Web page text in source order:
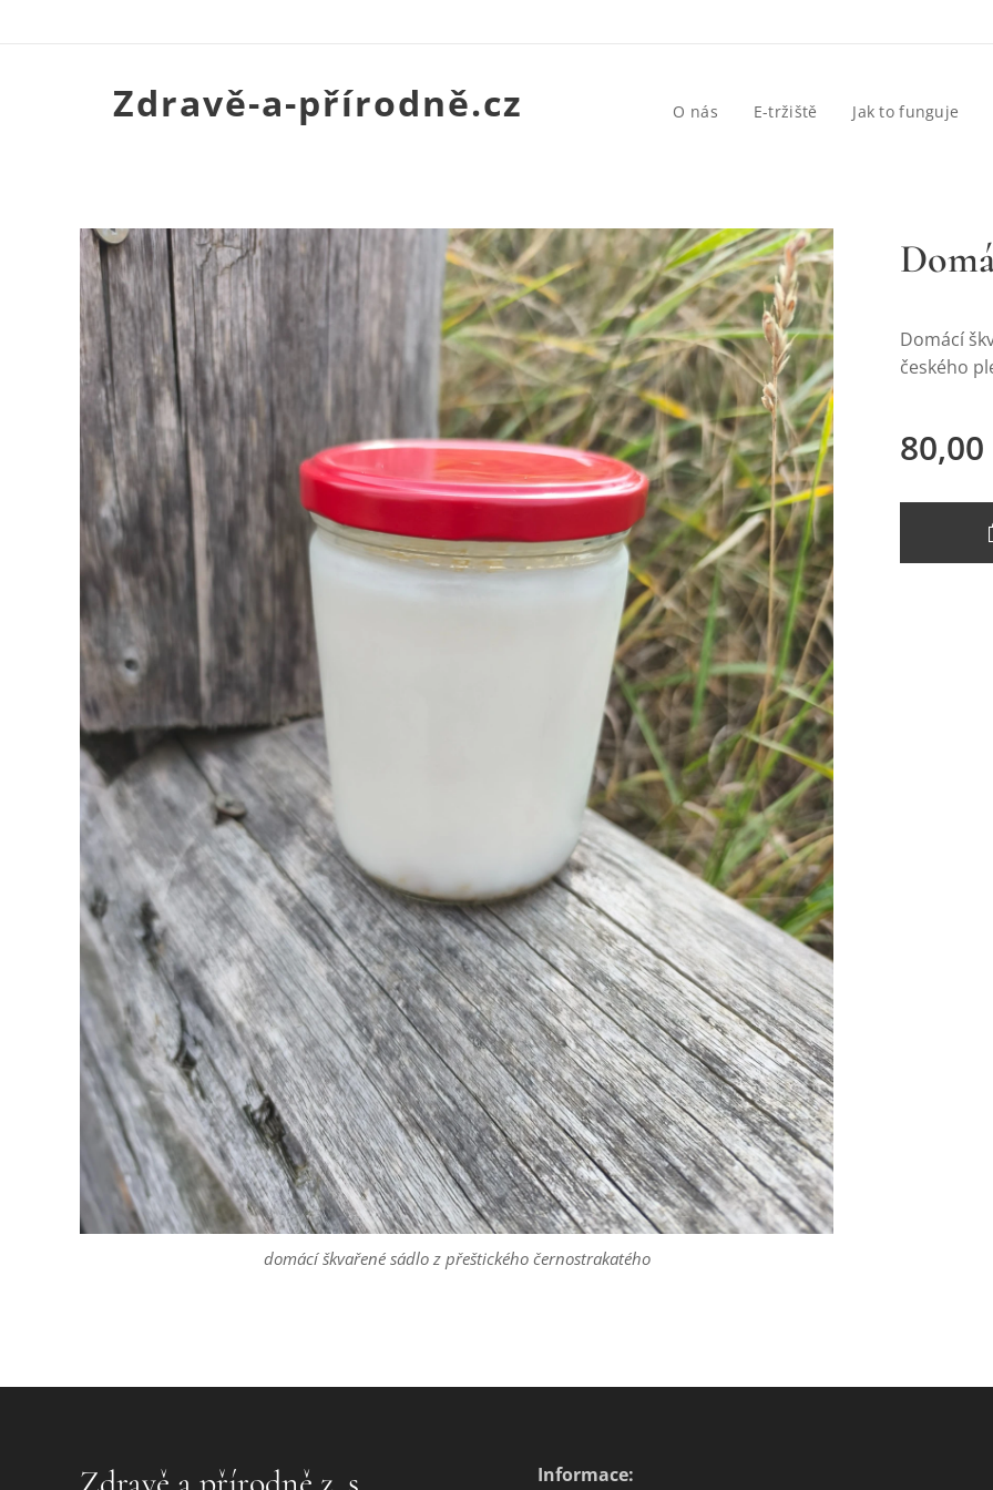
Zdravě-a-přírodně.cz O nás E-tržiště Jak to funguje
domácí škvařené sádlo z přeštického černostrakatého
Domácí
českého
80,00
Informace: